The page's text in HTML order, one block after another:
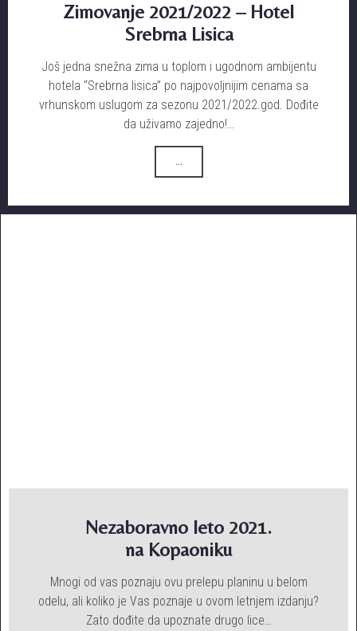
Zimovanje 2021/2022 – Hotel
Srebrna Lisica
Još jedna snežna zima u toplom i ugodnom ambijentu
hotela “Srebrna lisica” po najpovoljnijim cenama sa
vrhunskom uslugom za sezonu 2021/2022.god. Dođite
da uživamo zajedno!…
...
Nezaboravno leto 2021.
na Kopaoniku
Mnogi od vas poznaju ovu prelepu planinu u belom
odelu, ali koliko je Vas poznaje u ovom letnjem izdanju?
Zato dođite da upoznate drugo lice…